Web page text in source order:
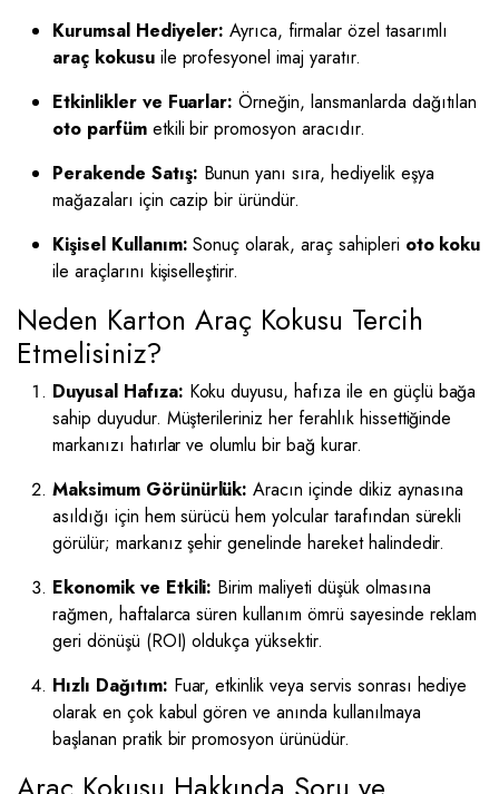
Kurumsal Hediyeler: Ayrıca, firmalar özel tasarımlı
araç kokusuile profesyonel imaj yaratır.
Etkinlikler ve Fuarlar: Örneğin, lansmanlarda dağıtılan
oto parfümetkili bir promosyon aracıdır.
Perakende Satış: Bunun yanı sıra, hediyelik eşya
mağazaları için cazip bir üründür.
Kişisel Kullanım: Sonuç olarak, araç sahipleri oto koku
ile araçlarını kişiselleştirir.
Neden Karton Araç Kokusu Tercih
Etmelisiniz?
Duyusal Hafıza: Koku duyusu, hafıza ile en güçlü bağa
sahip duyudur. Müşterileriniz her ferahlık hissettiğinde
markanızı hatırlar ve olumlu bir bağ kurar.
Maksimum Görünürlük: Aracın içinde dikiz aynasına
asıldığı için hem sürücü hem yolcular tarafından sürekli
görülür; markanız şehir genelinde hareket halindedir.
Ekonomik ve Etkili: Birim maliyeti düşük olmasına
rağmen, haftalarca süren kullanım ömrü sayesinde reklam
geri dönüşü (ROI) oldukça yüksektir.
Hızlı Dağıtım: Fuar, etkinlik veya servis sonrası hediye
olarak en çok kabul gören ve anında kullanılmaya
başlanan pratik bir promosyon ürünüdür.